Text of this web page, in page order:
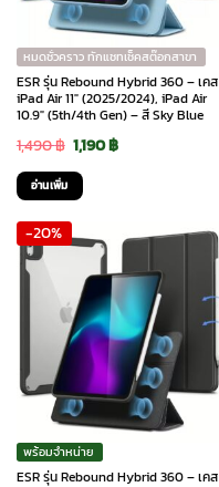
หมดชั่วคราว ทักแชทเช็คสต๊อกสาขา
ESR รุ่น Rebound Hybrid 360 – เคส
iPad Air 11″ (2025/2024), iPad Air
10.9″ (5th/4th Gen) – สี Sky Blue
1,490฿ Original
price
was:
1,490 ฿.
1,190฿Current
1,190 ฿.
อ่านเพิ่ม
-20%
พร้อมจำหน่าย
ESR รุ่น Rebound Hybrid 360 – เคส